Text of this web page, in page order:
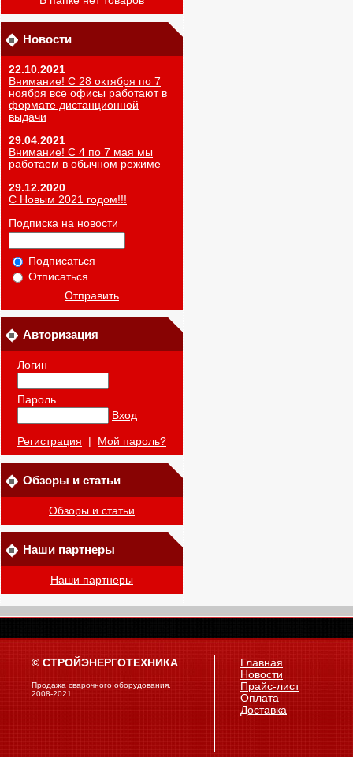
Новости
22.10.2021
Внимание! С 28 октября по 7
ноября все офисы работают в
формате дистанционной
выдачи
29.04.2021
Внимание! С 4 по 7 мая мы
работаем в обычном режиме
29.12.2020
С Новым 2021 годом!!!
Подписка на новости
Подписаться
Отписаться
Отправить
Авторизация
Логин
Пароль
Вход
Регистрация Мой пароль?
Обзоры и статьи
Обзоры и статьи
Наши партнеры
Наши партнеры
© СТРОЙЭНЕРГОТЕХНИКА
Продажа сварочного оборудования,
2008-2021
Главная
Новости
Прайс-лист
Оплата
Доставка